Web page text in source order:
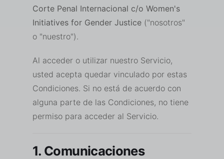
Corte Penal Internacional c/o Women's
Initiatives for Gender Justice ("nosotros"
o "nuestro").
Al acceder o utilizar nuestro Servicio,
usted acepta quedar vinculado por estas
Condiciones. Si no está de acuerdo con
alguna parte de las Condiciones, no tiene
permiso para acceder al Servicio.
1. Comunicaciones